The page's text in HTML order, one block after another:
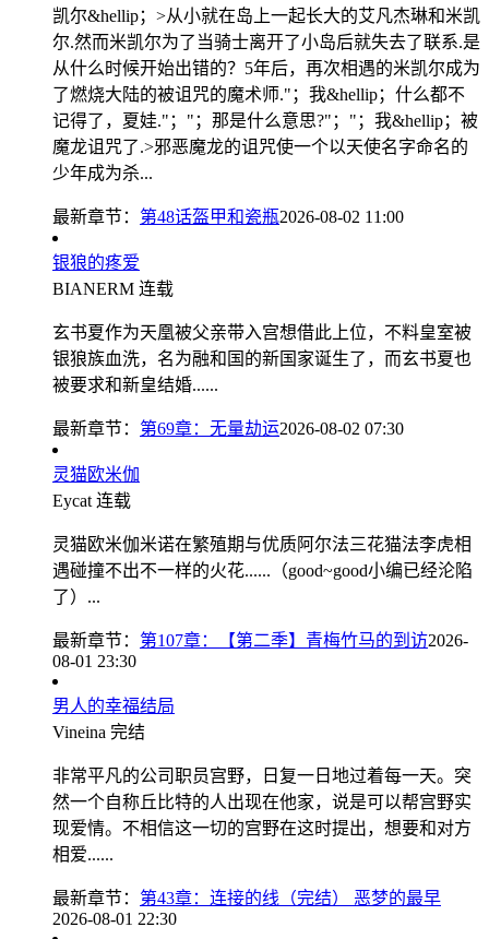
凯尔&hellip；>从小就在岛上一起长大的艾凡杰琳和米凯
尔.然而米凯尔为了当骑士离开了小岛后就失去了联系.是
从什么时候开始出错的？5年后，再次相遇的米凯尔成为
了燃烧大陆的被诅咒的魔术师."；我&hellip；什么都不
记得了，夏娃."；"；那是什么意思?"；"；我&hellip；被
魔龙诅咒了.>邪恶魔龙的诅咒使一个以天使名字命名的
少年成为杀...
最新章节： 第48话盔甲和瓷瓶2026-08-02 11:00
银狼的疼爱
BIANERM 连载
玄书夏作为天凰被父亲带入宫想借此上位，不料皇室被
银狼族血洗，名为融和国的新国家诞生了，而玄书夏也
被要求和新皇结婚......
最新章节： 第69章：无量劫运2026-08-02 07:30
灵猫欧米伽
Eycat 连载
灵猫欧米伽米诺在繁殖期与优质阿尔法三花猫法李虎相
遇碰撞不出不一样的火花......（good~good小编已经沦陷
了）...
最新章节： 第107章：【第二季】青梅竹马的到访2026-
08-01 23:30
男人的幸福结局
Vineina 完结
非常平凡的公司职员宫野，日复一日地过着每一天。突
然一个自称丘比特的人出现在他家，说是可以帮宫野实
现爱情。不相信这一切的宫野在这时提出，想要和对方
相爱......
最新章节： 第43章：连接的线（完结） 恶梦的最早
2026-08-01 22:30